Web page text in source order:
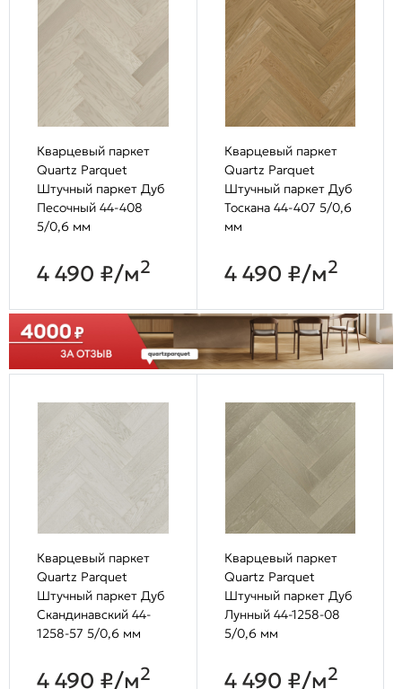
Кварцевый паркет
Quartz Parquet
Штучный паркет Дуб
Песочный 44-408
5/0,6 мм
4 490 ₽/м2
Кварцевый паркет
Quartz Parquet
Штучный паркет Дуб
Тоскана 44-407 5/0,6
мм
4 490 ₽/м2
Кварцевый паркет
Quartz Parquet
Штучный паркет Дуб
Скандинавский 44-
1258-57 5/0,6 мм
4 490 ₽/м2
Кварцевый паркет
Quartz Parquet
Штучный паркет Дуб
Лунный 44-1258-08
5/0,6 мм
4 490 ₽/м2